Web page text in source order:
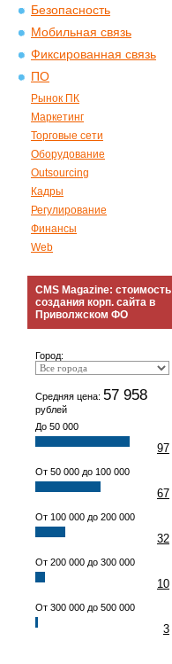
Безопасность
Мобильная связь
Фиксированная связь
ПО
Рынок ПК
Маркетинг
Торговые сети
Оборудование
Outsourcing
Кадры
Регулирование
Финансы
Web
CMS Magazine: стоимость
создания корп. сайта в
Приволжском ФО
Город:
Средняя цена: 57 958
рублей
До 50 000
97
От 50 000 до 100 000
67
От 100 000 до 200 000
32
От 200 000 до 300 000
10
От 300 000 до 500 000
3